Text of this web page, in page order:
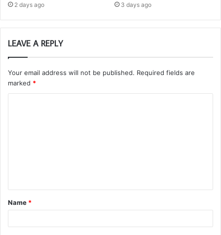
2 days ago 3 days ago
LEAVE A REPLY
Your email address will not be published. Required fields are
marked *
Name *